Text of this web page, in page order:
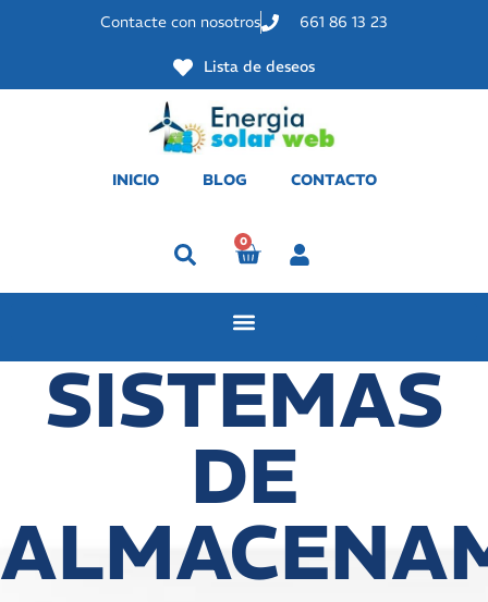
Contacte con nosotros 661 86 13 23
Lista de deseos
INICIO BLOG CONTACTO
0
SISTEMAS
DE